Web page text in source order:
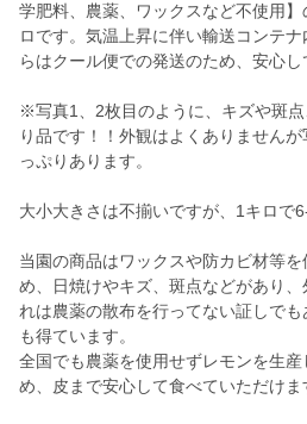
学肥料、農薬、ワックスなど不使用
ロです。気温上昇に伴い輸送コンテ
らはクール便での発送のため、安心し
※写真1、2枚目のように、キズや斑
り品です！！外観はよくありません
っぷりあります。
大小大きさは不揃いですが、1キロで
当園の商品はワックスや防カビ材等
め、日焼けやキズ、斑点などがあり
れは農薬の散布を行ってない証しで
も得ています。
全国でも農薬を使用せずレモンを生
め、皮まで安心して食べていただけま